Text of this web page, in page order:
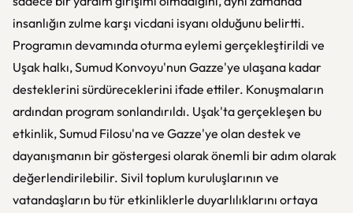
insanlığın zulme karşı vicdani isyanı olduğunu belirtti.
Programın devamında oturma eylemi gerçekleştirildi ve
Uşak halkı, Sumud Konvoyu'nun Gazze'ye ulaşana kadar
desteklerini sürdüreceklerini ifade ettiler. Konuşmaların
ardından program sonlandırıldı. Uşak'ta gerçekleşen bu
etkinlik, Sumud Filosu'na ve Gazze'ye olan destek ve
dayanışmanın bir göstergesi olarak önemli bir adım olarak
değerlendirilebilir. Sivil toplum kuruluşlarının ve
vatandaşların bu tür etkinliklerle duyarlılıklarını ortaya